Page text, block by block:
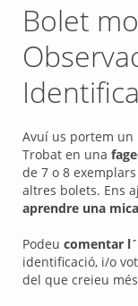
Bolet
Avuí us portem
Trobat en una
de 7 o 8
altres bolets. Ens
aprendre una
Podeu comentar
identificació, i/o
del que creieu